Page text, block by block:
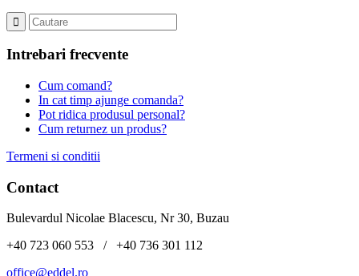
Intrebari frecvente
Cum comand?
In cat timp ajunge comanda?
Pot ridica produsul personal?
Cum returnez un produs?
Termeni si conditii
Contact
Bulevardul Nicolae Blacescu, Nr 30, Buzau
+40 723 060 553 / +40 736 301 112
office@eddel.ro